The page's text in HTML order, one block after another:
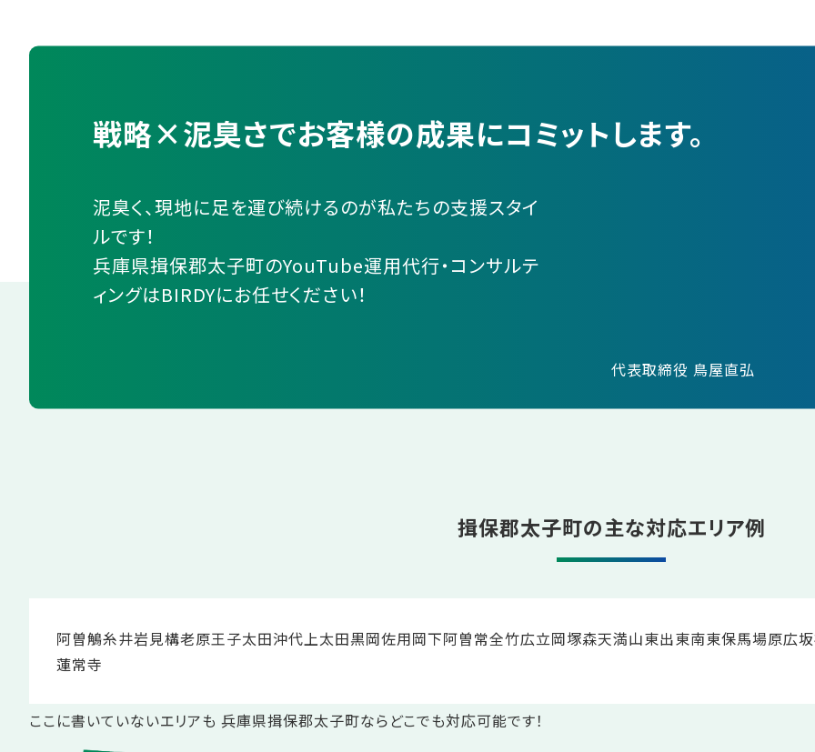
戦略×泥臭さでお客様の成果にコミットします。
泥臭く、現地に足を運び続けるのが私たちの支援スタイ
ルです！
兵庫県揖保郡太子町のYouTube運用代行・コンサルテ
ィングはBIRDYにお任せください！
代表取締役 鳥屋直弘
揖保郡太子町の主な対応エリア例
阿曽鵤糸井岩見構老原王子太田沖代 上太田黒岡佐用岡下阿曽常全竹広立岡塚森天満山東出東南東保馬場原広坂
蓮常寺
ここに書いていないエリアも 兵庫県揖保郡太子町ならどこでも対応可能です！